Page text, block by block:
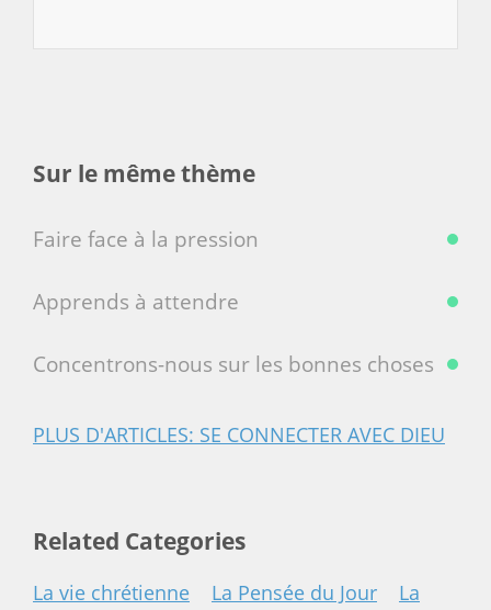
Sur le même thème
Faire face à la pression
Apprends à attendre
Concentrons-nous sur les bonnes choses
PLUS D'ARTICLES: SE CONNECTER AVEC DIEU
Related Categories
La vie chrétienne La Pensée du Jour
La